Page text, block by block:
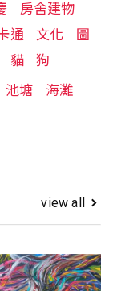
房舍建物
通 文化
圖
貓 狗
池塘
海灘
view all